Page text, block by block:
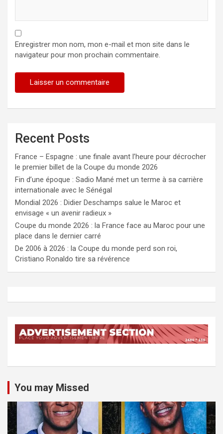
Enregistrer mon nom, mon e-mail et mon site dans le
navigateur pour mon prochain commentaire.
Recent Posts
France – Espagne : une finale avant l’heure pour décrocher
le premier billet de la Coupe du monde 2026
Fin d’une époque : Sadio Mané met un terme à sa carrière
internationale avec le Sénégal
Mondial 2026 : Didier Deschamps salue le Maroc et
envisage « un avenir radieux »
Coupe du monde 2026 : la France face au Maroc pour une
place dans le dernier carré
De 2006 à 2026 : la Coupe du monde perd son roi,
Cristiano Ronaldo tire sa révérence
You may Missed